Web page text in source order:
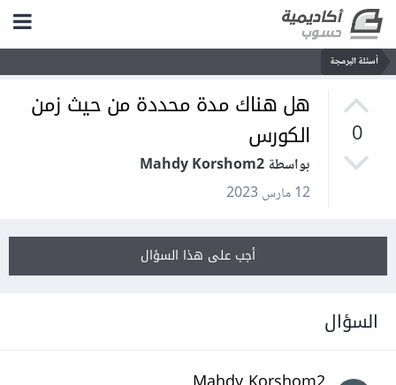
أسئلة البرمجة
0
هل هناك مدة محددة من حيث زمن
الكورس
بواسطة Mahdy Korshom2
12 مارس 2023
أجب على هذا السؤال
السؤال